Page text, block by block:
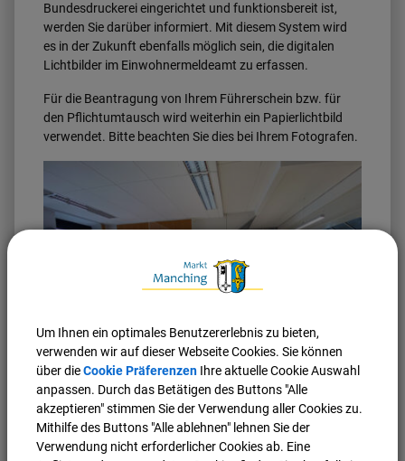
Bundesdruckerei eingerichtet und funktionsbereit ist,
werden Sie darüber informiert. Mit diesem System wird
es in der Zukunft ebenfalls möglich sein, die digitalen
Lichtbilder im Einwohnermeldeamt zu erfassen.
Für die Beantragung von Ihrem Führerschein bzw. für
den Pflichtumtausch wird weiterhin ein Papierlichtbild
verwendet. Bitte beachten Sie dies bei Ihrem Fotografen.
Markt Manching (FoM)
Aufgrund der neuen Vorgaben, ist auch das
Einwohnermeldeamt im Rathaus entsprechend
Um Ihnen ein optimales Benutzererlebnis zu bieten,
verwenden wir auf dieser Webseite Cookies. Sie können
über dieCookie Präferenzen Ihre aktuelle Cookie Auswahl
anpassen. Durch das Betätigen des Buttons "Alle
akzeptieren" stimmen Sie der Verwendung aller Cookies zu.
Mithilfe des Buttons "Alle ablehnen" lehnen Sie der
Verwendung nicht erforderlicher Cookies ab. Eine